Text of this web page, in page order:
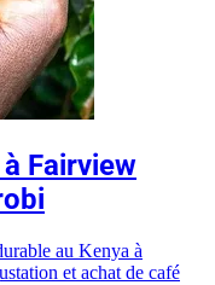
Fairview
au Kenya à
et achat de café